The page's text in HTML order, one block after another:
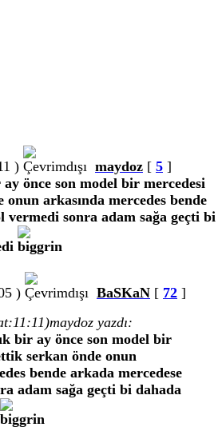
) maydoz [ 5 ]
önce son model bir mercedesi
arkasında mercedes bende
vermedi sonra adam sağa geçti bi
)
BaSKaN [ 72 ]
maydoz yazdı:
bir ay önce son model bir
serkan önde onun
bende arkada mercedese
adam sağa geçti bi dahada